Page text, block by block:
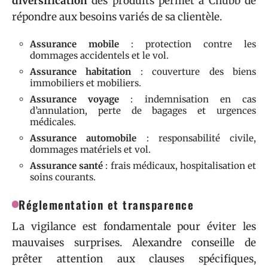
répondre aux besoins variés de sa clientèle.
Assurance mobile : protection contre les
dommages accidentels et le vol.
Assurance habitation : couverture des biens
immobiliers et mobiliers.
Assurance voyage : indemnisation en cas
d’annulation, perte de bagages et urgences
médicales.
Assurance automobile : responsabilité civile,
dommages matériels et vol.
Assurance santé : frais médicaux, hospitalisation et
soins courants.
Réglementation et transparence
La vigilance est fondamentale pour éviter les
mauvaises surprises. Alexandre conseille de
prêter attention aux clauses spécifiques,